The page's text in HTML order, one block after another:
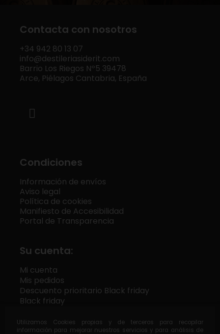
Utilizamos Cookies propias y de terceros para recopilar
información para mejorar nuestros servicios y para análisis de
Contacta con nosotros
+34 942 80 13 07
info@destileriasiderit.com
Barrio Los Riegos Nº5 39478
Arce, Piélagos Cantabria, España
Condiciones
Información de envíos
Aviso legal
Política de cookies
Manifiesto de Accesibilidad
Portal de Transparencia
Su cuenta:
Mi cuenta
Mis pedidos
Descuento prioritario Black friday
Black friday